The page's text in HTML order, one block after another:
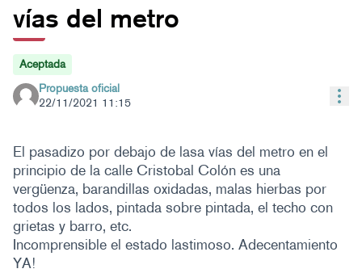
vías del metro
Aceptada
Propuesta oficial
22/11/2021 11:15
El pasadizo por debajo de lasa vías del metro en el
principio de la calle Cristobal Colón es una
vergüenza, barandillas oxidadas, malas hierbas por
todos los lados, pintada sobre pintada, el techo con
grietas y barro, etc.
Incomprensible el estado lastimoso. Adecentamiento
YA!